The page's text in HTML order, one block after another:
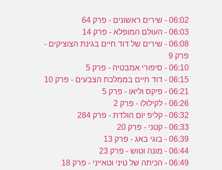
06:02 - שירים ראשונים - פרק 64
06:03 - העולם המופלא - פרק 14
06:08 - שירים של דוד חיים בגינת הצוציקים -
פרק 9
06:10 - סיפורי אמבטיה - פרק 5
06:15 - דוד חיים בממלכת הצבעים - פרק 10
06:21 - פיקס וליאו - פרק 5
06:26 - לקילולו - פרק 2
06:32 - קליפ יום הולדת - פרק 284
06:33 - קטני - פרק 20
06:39 - בוגי באג - פרק 13
06:44 - מונה וטוש - פרק 23
06:49 - הכיתה של טיני וטאייני - פרק 18